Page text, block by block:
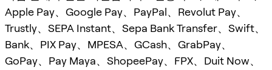
Apple Pay、Google Pay、PayPal、Revolut Pay、
Trustly、SEPA Instant、Sepa Bank Transfer、Swift、
Bank、PIX Pay、MPESA、GCash、GrabPay、
GoPay、Pay Maya、ShopeePay、FPX、Duit Now、